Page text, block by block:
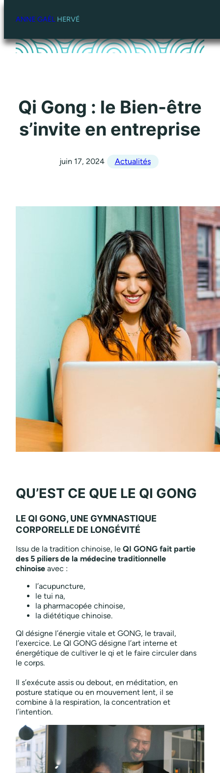
Aller
ANNE GAÈL HERVÉ
Qi Gong : le Bien-être
s’invite en entreprise
juin 17, 2024 Actualités
QU’EST CE QUE LE QI GONG
LE QI GONG, UNE GYMNASTIQUE
CORPORELLE DE LONGÉVITÉ
Issu de la tradition chinoise, le QI GONG fait partie
des 5 piliers de la médecine traditionnelle
chinoise avec :
l’acupuncture,
le tui na,
la pharmacopée chinoise,
la diététique chinoise.
QI désigne l’énergie vitale et GONG, le travail,
l’exercice. Le QI GONG désigne l’art interne et
énergétique de cultiver le qi et le faire circuler dans
le corps.
Il s’exécute assis ou debout, en méditation, en
posture statique ou en mouvement lent, il se
combine à la respiration, la concentration et
l’intention.